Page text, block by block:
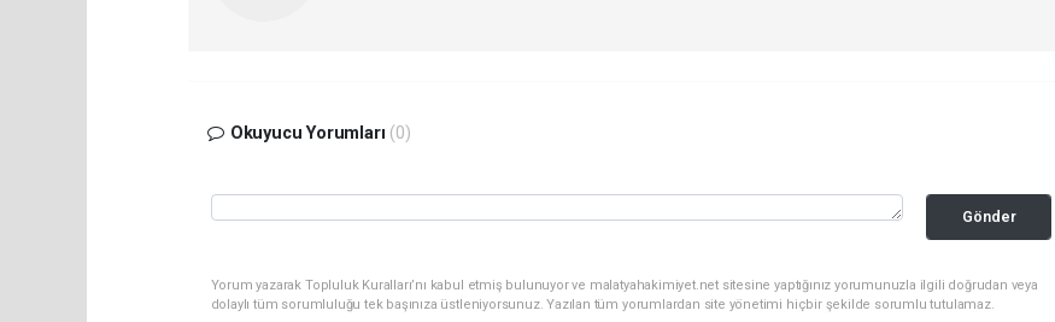
Okuyucu Yorumları (0)
Gönder
Yorum yazarak Topluluk Kuralları’nı kabul etmiş bulunuyor ve malatyahakimiyet.net sitesine yaptığınız yorumunuzla ilgili doğrudan veya
dolaylı tüm sorumluluğu tek başınıza üstleniyorsunuz. Yazılan tüm yorumlardan site yönetimi hiçbir şekilde sorumlu tutulamaz.